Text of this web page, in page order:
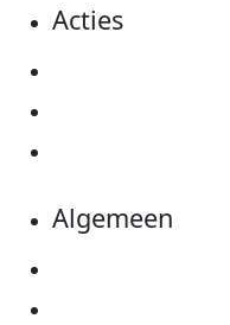
Acties
Algemeen